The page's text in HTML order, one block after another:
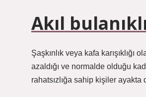
Akıl
Şaşkınlık veya kafa
azaldığı ve normalde olduğu
rahatsızlığa sahip kişiler